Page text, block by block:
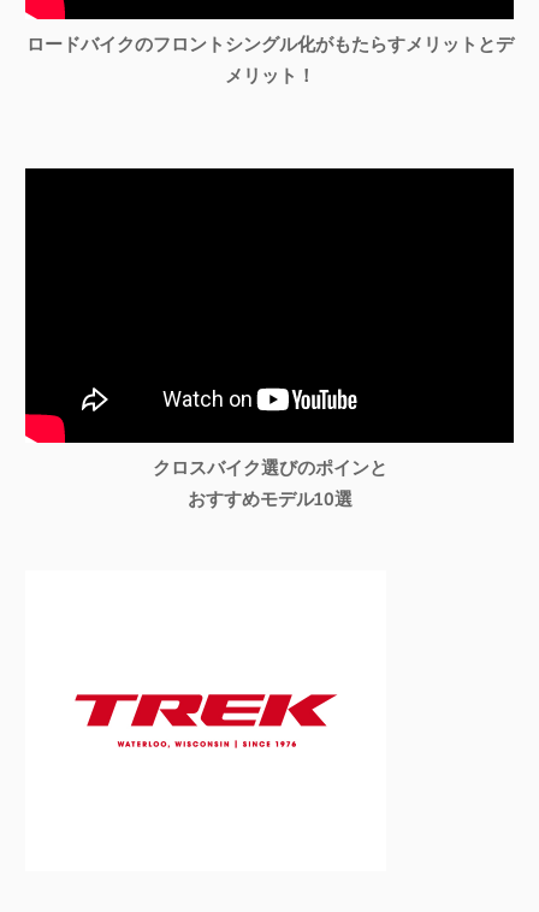
ロードバイクのフロントシングル化がもたらすメリットとデ
メリット！
クロスバイク選びのポインと
おすすめモデル10選